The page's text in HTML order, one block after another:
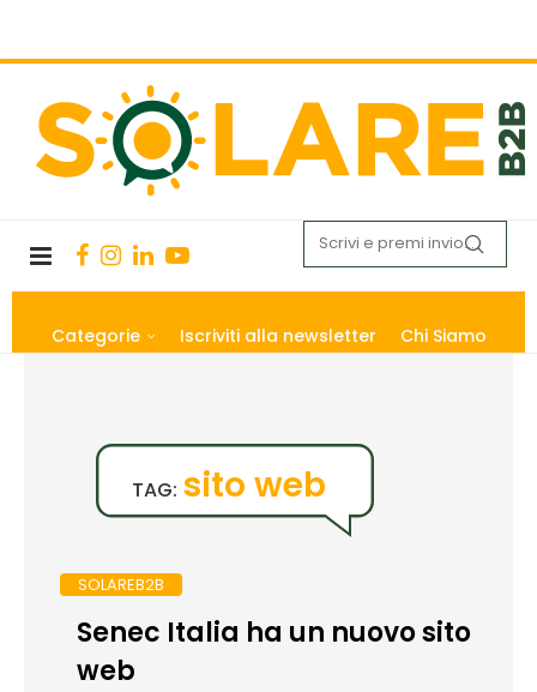
Categorie Iscriviti alla newsletter Chi Siamo
TAG: sito web
SOLAREB2B
Senec Italia ha un nuovo sito
web